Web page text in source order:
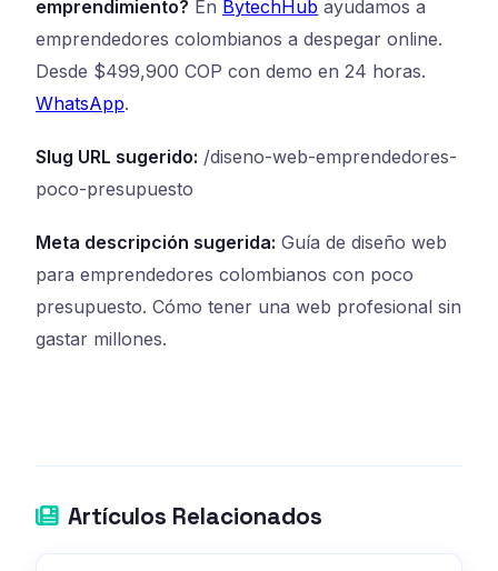
emprendimiento? En BytechHub ayudamos a
emprendedores colombianos a despegar online.
Desde $499,900 COP con demo en 24 horas.
WhatsApp.
Slug URL sugerido: /diseno-web-emprendedores-
poco-presupuesto
Meta descripción sugerida: Guía de diseño web
para emprendedores colombianos con poco
presupuesto. Cómo tener una web profesional sin
gastar millones.
Artículos Relacionados